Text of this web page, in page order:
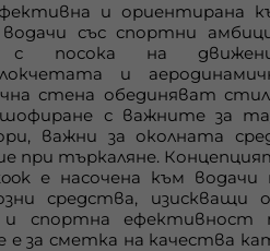
и ориентирана
със спортни
с посока на
и
стена обединяват
с важните за
важни за околната
при търкаляне.
е насочена към водачи
средства, изискващи
и спортна ефективност
е за сметка на качества